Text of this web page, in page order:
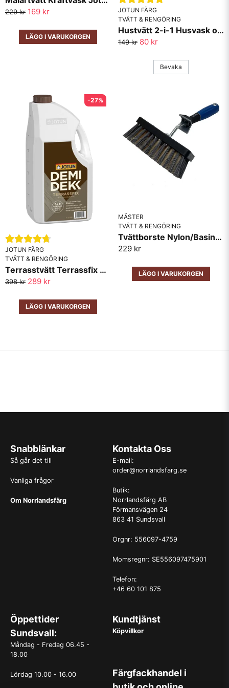
229 kr 169 kr
LÄGG I VARUKORGEN
JOTUN FÄRG
TVÄTT & RENGÖRING
Hustvätt 2-i-1 Husvask och mögeldesinfektion Jotun
149 kr 80 kr
Bevaka
JOTUN FÄRG
TVÄTT & RENGÖRING
Terrasstvätt Terrassfix Demidekk Jotun
398 kr 289 kr
LÄGG I VARUKORGEN
-27%
MÄSTER
TVÄTT & RENGÖRING
Tvättborste Nylon/Basina 170X55mm Mäster
229 kr
LÄGG I VARUKORGEN
Snabblänkar
Så går det till
Vanliga frågor
Om Norrlandsfärg
Kontakta Oss
E-mail:
order@norrlandsfarg.se
Butik:
Norrlandsfärg AB
Förmansvägen 24
863 41 Sundsvall
Orgnr: 556097-4759
Momsregnr: SE556097475901
Telefon:
+46 60 101 875
Öppettider
Sundsvall:
Måndag - Fredag 06.45 -
18.00
Lördag 10.00 - 16.00
Kundtjänst
Köpvillkor
Färgfackhandel i